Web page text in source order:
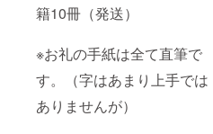
籍10冊（発送）
※お礼の手紙は全て直筆で
す。（字はあまり上手では
ありませんが）